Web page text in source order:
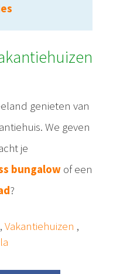
genieten van
We geven
je
bungalow of een
?
, Vakantiehuizen ,